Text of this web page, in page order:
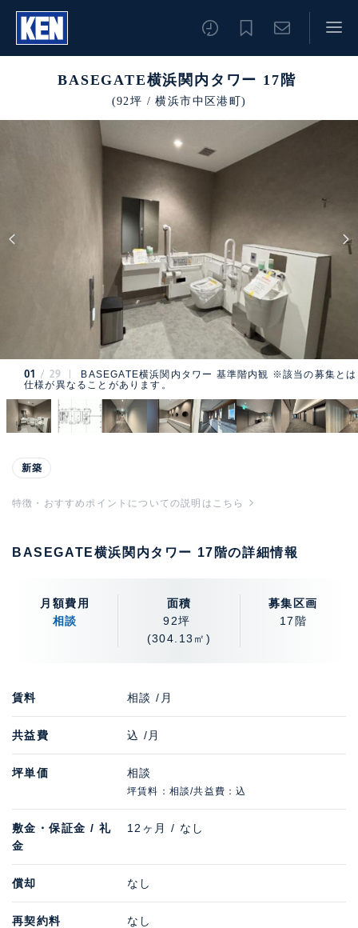
BASEGATE横浜関内タワー 17階
(92坪 / 横浜市中区港町)
01 29
BASEGATE横浜関内タワー 基準階内観 ※該当の募集とは
仕様が異なることがあります。
新築
特徴・おすすめポイントについての説明はこちら
BASEGATE横浜関内タワー 17階の詳細情報
月額費用
相談
面積
92坪
(304.13㎡)
募集区画
17階
賃料 相談 /月
共益費 込 /月
坪単価 相談
坪賃料：相談/共益費：込
敷金・保証金 / 礼
金
12ヶ月 / なし
償却 なし
再契約料 なし